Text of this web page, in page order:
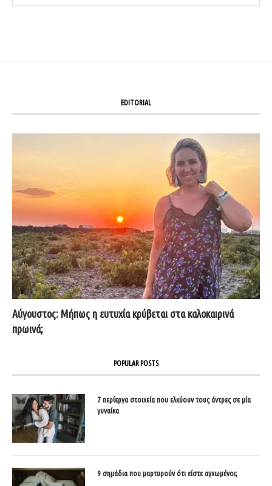
EDITORIAL
Αύγουστος: Μήπως η ευτυχία κρύβεται στα καλοκαιρινά
πρωινά;
POPULAR POSTS
7 περίεργα στοιχεία που ελκύουν τους άντρες σε μία
γυναίκα
9 σημάδια που μαρτυρούν ότι είστε αγχωμένοι;